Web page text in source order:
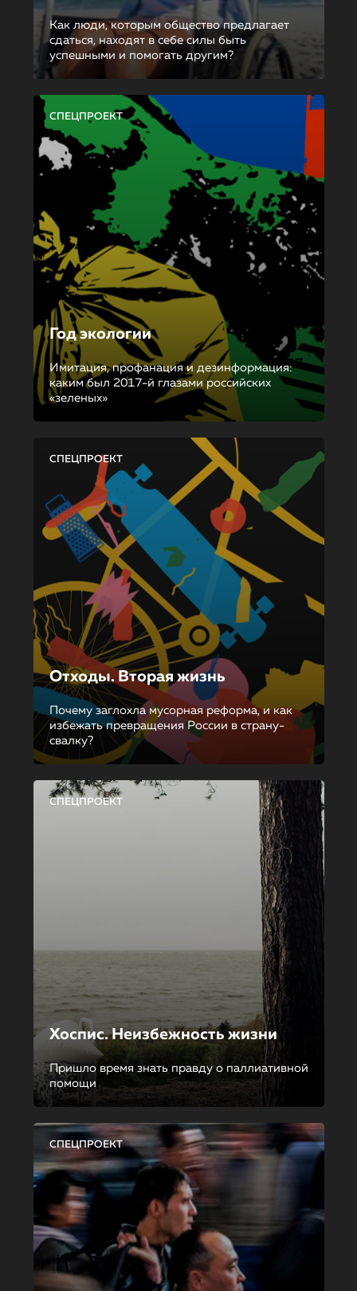
Как люди, которым общество предлагает
сдаться, находят в себе силы быть
успешными и помогать другим?
СПЕЦПРОЕКТ
Год экологии
Имитация, профанация и дезинформация:
каким был 2017-й глазами российских
«зеленых»
СПЕЦПРОЕКТ
Отходы. Вторая жизнь
Почему заглохла мусорная реформа, и как
избежать превращения России в страну-
свалку?
СПЕЦПРОЕКТ
Хоспис. Неизбежность жизни
Пришло время знать правду о паллиативной
помощи
СПЕЦПРОЕКТ